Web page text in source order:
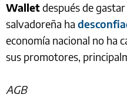
Walletdespués de
salvadoreña ha
economía nacional no ha
sus promotores,
AGB